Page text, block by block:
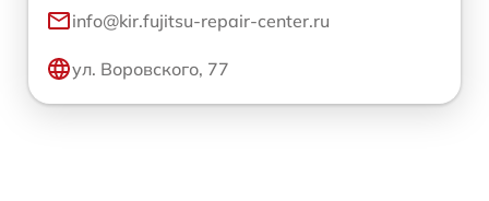
info@kir.fujitsu-repair-center.ru
ул. Воровского, 77